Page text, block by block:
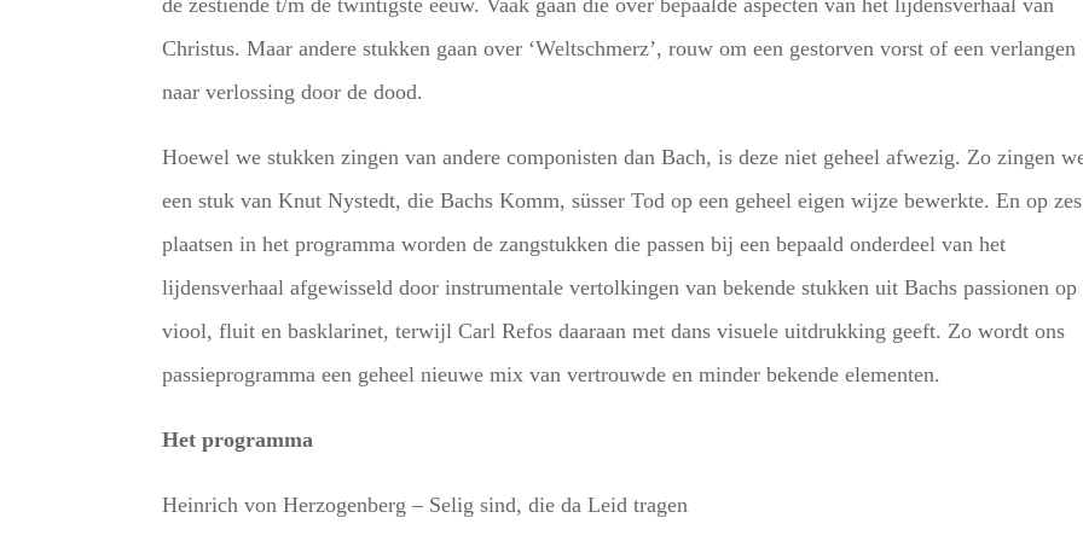
de zestiende t/m de twintigste eeuw. Vaak gaan die over bepaalde aspecten van het lijdensverhaal van
Christus. Maar andere stukken gaan over ‘Weltschmerz’, rouw om een gestorven vorst of een verlangen
naar verlossing door de dood.
Hoewel we stukken zingen van andere componisten dan Bach, is deze niet geheel afwezig. Zo zingen
een stuk van Knut Nystedt, die Bachs Komm, süsser Tod op een geheel eigen wijze bewerkte. En op zes
plaatsen in het programma worden de zangstukken die passen bij een bepaald onderdeel van het
lijdensverhaal afgewisseld door instrumentale vertolkingen van bekende stukken uit Bachs passionen op
viool, fluit en basklarinet, terwijl Carl Refos daaraan met dans visuele uitdrukking geeft. Zo wordt ons
passieprogramma een geheel nieuwe mix van vertrouwde en minder bekende elementen.
Het programma
Heinrich von Herzogenberg – Selig sind, die da Leid tragen